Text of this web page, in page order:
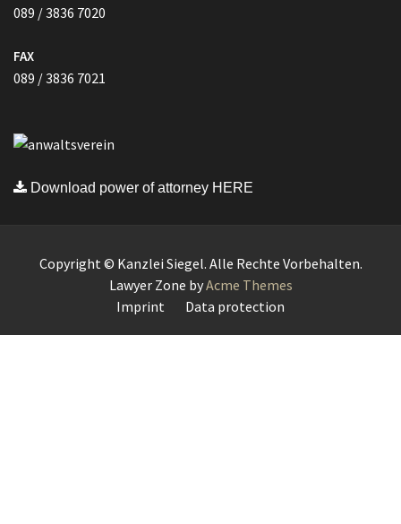
089 / 3836 7020
FAX
089 / 3836 7021
Download power of attorney HERE
Copyright © Kanzlei Siegel. Alle Rechte Vorbehalten.
Lawyer Zone byAcme Themes
Imprint
Data protection